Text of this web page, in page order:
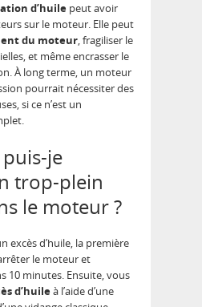
d’huile peut avoir
sur le moteur. Elle peut
du moteur, fragiliser le
et même encrasser le
À long terme, un moteur
pourrait nécessiter des
si ce n’est un
je
trop-plein
le moteur ?
excès d’huile, la première
le moteur et
10 minutes. Ensuite, vous
d’huileà l’aide d’une